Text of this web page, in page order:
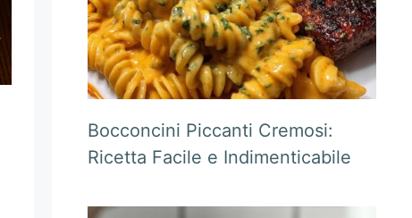
Bocconcini Piccanti Cremosi:
Ricetta Facile e Indimenticabile